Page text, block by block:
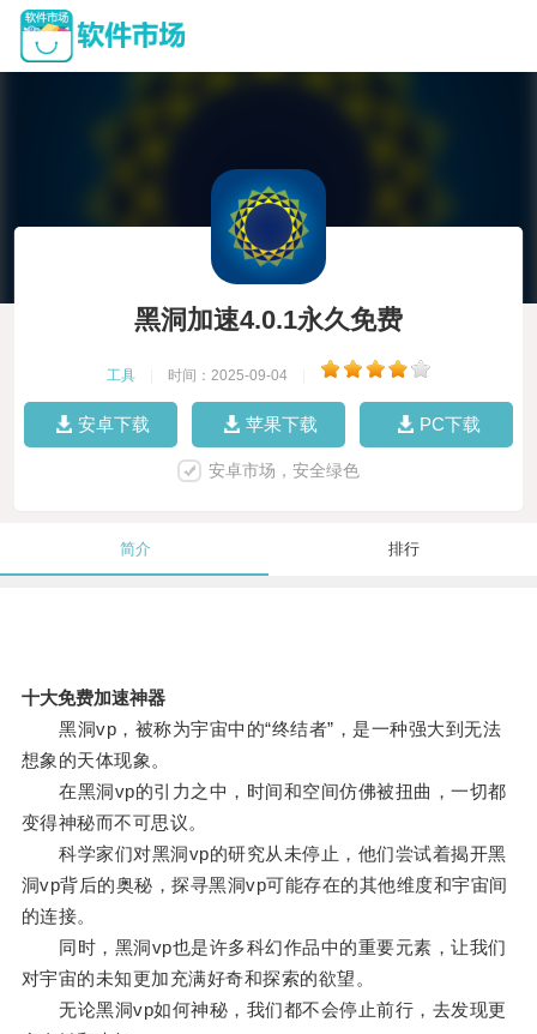
黑洞加速4.0.1永久免费
工具 时间：2025-09-04
安卓下载 苹果下载 PC下载
安卓市场，安全绿色
简介 排行
十大免费加速神器
黑洞vp，被称为宇宙中的“终结者”，是一种强大到无法
想象的天体现象。
在黑洞vp的引力之中，时间和空间仿佛被扭曲，一切都
变得神秘而不可思议。
科学家们对黑洞vp的研究从未停止，他们尝试着揭开黑
洞vp背后的奥秘，探寻黑洞vp可能存在的其他维度和宇宙间
的连接。
同时，黑洞vp也是许多科幻作品中的重要元素，让我们
对宇宙的未知更加充满好奇和探索的欲望。
无论黑洞vp如何神秘，我们都不会停止前行，去发现更